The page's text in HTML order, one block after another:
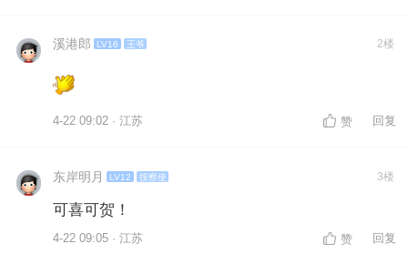
溪港郎 LV16 王爷 2楼
4-22 09:02 · 江苏 赞 回复
东岸明月 LV12 按察使 3楼
可喜可贺！
4-22 09:05 · 江苏 赞 回复